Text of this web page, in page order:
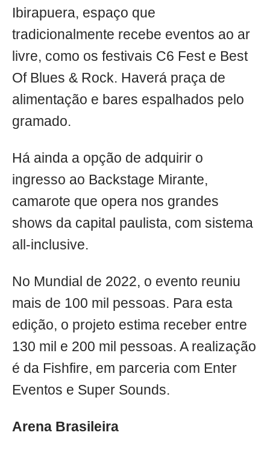
Ibirapuera, espaço que
tradicionalmente recebe eventos ao ar
livre, como os festivais C6 Fest e Best
Of Blues & Rock. Haverá praça de
alimentação e bares espalhados pelo
gramado.
Há ainda a opção de adquirir o
ingresso ao Backstage Mirante,
camarote que opera nos grandes
shows da capital paulista, com sistema
all-inclusive.
No Mundial de 2022, o evento reuniu
mais de 100 mil pessoas. Para esta
edição, o projeto estima receber entre
130 mil e 200 mil pessoas. A realização
é da Fishfire, em parceria com Enter
Eventos e Super Sounds.
Arena Brasileira